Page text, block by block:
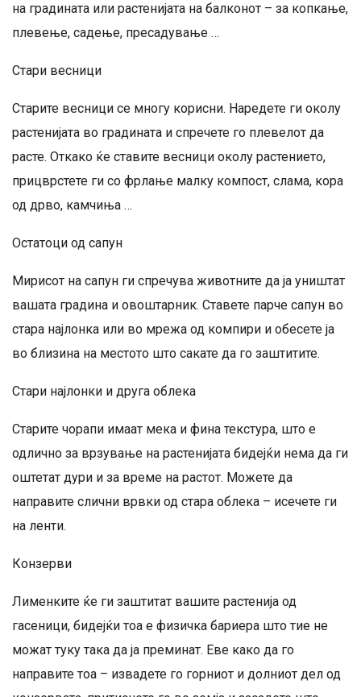
на градината или растенијата на балконот – за копкање,
плевење, садење, пресадување …
Стари весници
Старите весници се многу корисни. Наредете ги околу
растенијата во градината и спречете го плевелот да
расте. Откако ќе ставите весници околу растението,
прицврстете ги со фрлање малку компост, слама, кора
од дрво, камчиња …
Остатоци од сапун
Мирисот на сапун ги спречува животните да ја уништат
вашата градина и овоштарник. Ставете парче сапун во
стара најлонка или во мрежа од компири и обесете ја
во близина на местото што сакате да го заштитите.
Стари најлонки и друга облека
Старите чорапи имаат мека и фина текстура, што е
одлично за врзување на растенијата бидејќи нема да ги
оштетат дури и за време на растот. Можете да
направите слични врвки од стара облека – исечете ги
на ленти.
Конзерви
Лименките ќе ги заштитат вашите растенија од
гасеници, бидејќи тоа е физичка бариера што тие не
можат туку така да ја преминат. Еве како да го
направите тоа – извадете го горниот и долниот дел од